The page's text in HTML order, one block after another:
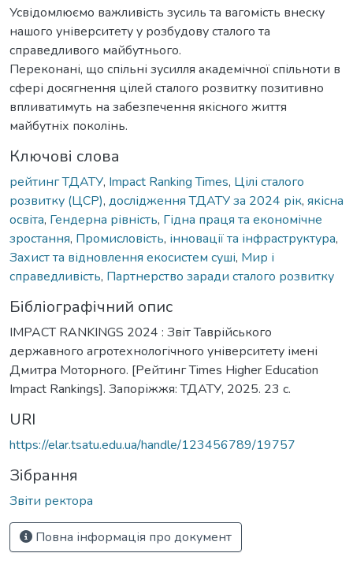
Усвідомлюємо важливість зусиль та вагомість внеску
нашого університету у розбудову сталого та
справедливого майбутнього.
Переконані, що спільні зусилля академічної спільноти в
сфері досягнення цілей сталого розвитку позитивно
впливатимуть на забезпечення якісного життя
майбутніх поколінь.
Ключові слова
рейтинг ТДАТУ, Impact Ranking Times, Цілі сталого
розвитку (ЦСР), дослідження ТДАТУ за 2024 рік, якісна
освіта, Гендерна рівність, Гідна праця та економічне
зростання, Промисловість, інновації та інфраструктура,
Захист та відновлення екосистем суші, Мир і
справедливість, Партнерство заради сталого розвитку
Бібліографічний опис
IMPACT RANKINGS 2024 : Звіт Таврійського
державного агротехнологічного університету імені
Дмитра Моторного. [Рейтинг Times Higher Education
Impact Rankings]. Запоріжжя: ТДАТУ, 2025. 23 с.
URI
https://elar.tsatu.edu.ua/handle/123456789/19757
Зібрання
Звіти ректора
Повна інформація про документ